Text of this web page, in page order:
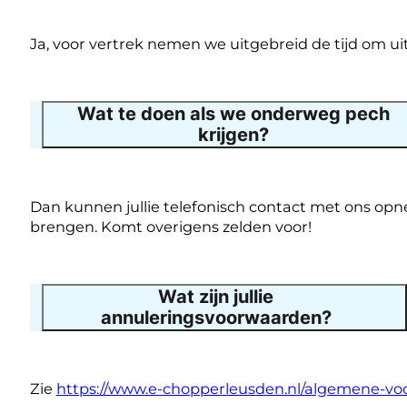
Ja, voor vertrek nemen we uitgebreid de tijd om
Wat te doen als we onderweg pech
krijgen?
Dan kunnen jullie telefonisch contact met ons
brengen. Komt overigens zelden voor!
Wat zijn jullie
annuleringsvoorwaarden?
Zie https://www.e-chopperleusden.nl/algemene-